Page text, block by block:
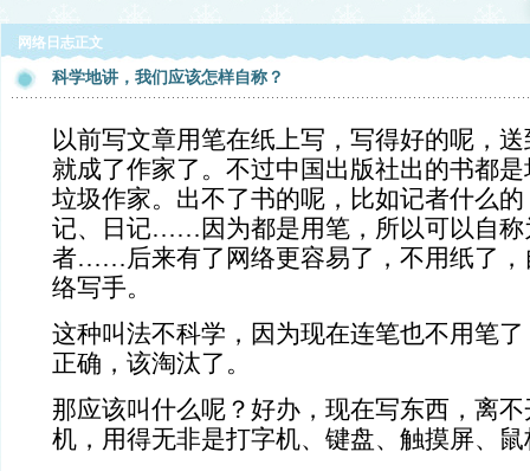
网络日志正文
科学地讲，我们应该怎样自称？
以前写文章用笔在纸上写，写得好的呢，
就成了作家了。不过中国出版社出的书都
垃圾作家。出不了书的呢，比如记者什么
记、日记……因为都是用笔，所以可以自称
者……后来有了网络更容易了，不用纸了，
络写手。
这种叫法不科学，因为现在连笔也不用笔
正确，该淘汰了。
那应该叫什么呢？好办，现在写东西，离
机， 用得无非是打字机、键盘、触摸屏、鼠